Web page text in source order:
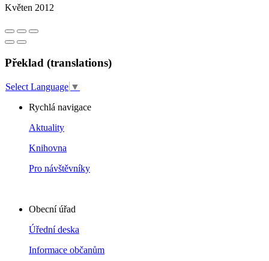
Květen 2012
Překlad (translations)
Select Language ▼
Rychlá navigace
Aktuality
Knihovna
Pro návštěvníky
Obecní úřad
Úřední deska
Informace občanům